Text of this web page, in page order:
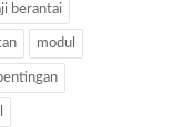
berantai
modul